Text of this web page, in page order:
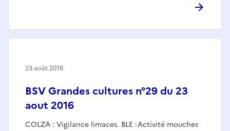
BSV Grandes cultures n°29 du 23
aout 2016
COLZA : Vigilance limaces. BLE :Activité mouches
23 août 2016